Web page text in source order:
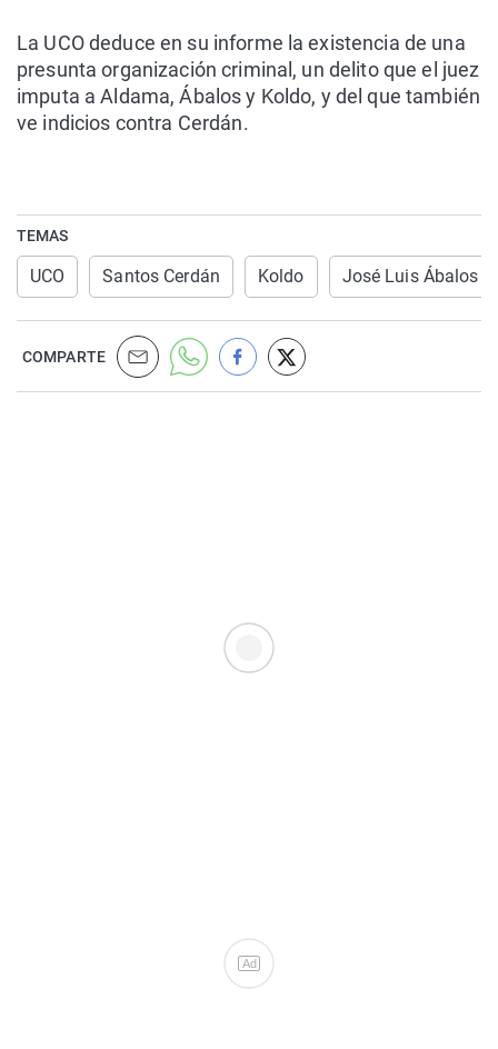
La UCO deduce en su informe la existencia de una
presunta organización criminal, un delito que el juez
imputa a Aldama, Ábalos y Koldo, y del que también
ve indicios contra Cerdán.
TEMAS
UCO Santos Cerdán Koldo José Luis Ábalos
COMPARTE
Ad